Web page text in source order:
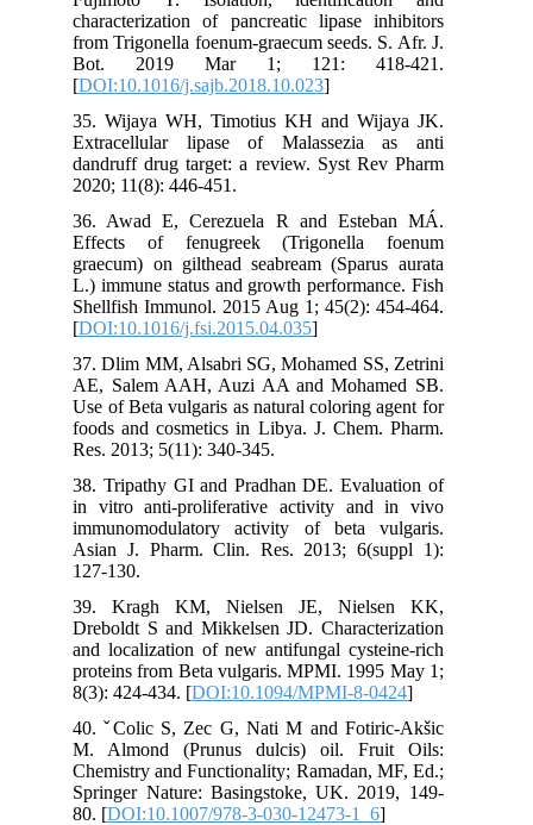
characterization of pancreatic lipase inhibitors
from Trigonella foenum-graecum seeds. S. Afr. J.
Bot. 2019 Mar 1; 121: 418-421.
[DOI:10.1016/j.sajb.2018.10.023
35. Wijaya WH, Timotius KH and Wijaya JK.
Extracellular lipase of Malassezia as anti
dandruff drug target: a review. Syst Rev Pharm
2020; 11(8): 446-451.
36. Awad E, Cerezuela R and Esteban MÁ.
Effects of fenugreek (Trigonella foenum
graecum) on gilthead seabream (Sparus aurata
L.) immune status and growth performance. Fish
Shellfish Immunol. 2015 Aug 1; 45(2): 454-464.
[DOI:10.1016/j.fsi.2015.04.035
37. Dlim MM, Alsabri SG, Mohamed SS, Zetrini
AE, Salem AAH, Auzi AA and Mohamed SB.
Use of Beta vulgaris as natural coloring agent for
foods and cosmetics in Libya. J. Chem. Pharm.
Res. 2013; 5(11): 340-345.
38. Tripathy GI and Pradhan DE. Evaluation of
in vitro anti-proliferative activity and in vivo
immunomodulatory activity of beta vulgaris.
Asian J. Pharm. Clin. Res. 2013; 6(suppl 1):
127-130.
39. Kragh KM, Nielsen JE, Nielsen KK,
Dreboldt S and Mikkelsen JD. Characterization
and localization of new antifungal cysteine-rich
proteins from Beta vulgaris. MPMI. 1995 May 1;
8(3): 424-434. [DOI:10.1094/MPMI-8-0424
40. ˇColic S, Zec G, Nati M and Fotiric-Akšic
M. Almond (Prunus dulcis) oil. Fruit Oils:
Chemistry and Functionality; Ramadan, MF, Ed.;
Springer Nature: Basingstoke, UK. 2019, 149-
80. [DOI:10.1007/978-3-030-12473-1_6